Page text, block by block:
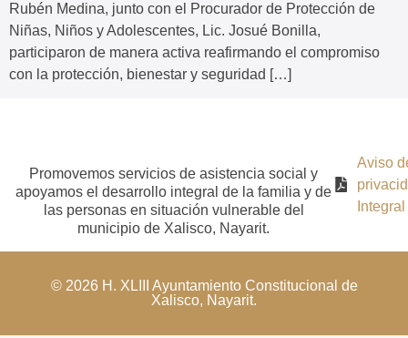
Rubén Medina, junto con el Procurador de Protección de
Niñas, Niños y Adolescentes, Lic. Josué Bonilla,
participaron de manera activa reafirmando el compromiso
con la protección, bienestar y seguridad […]
Promovemos servicios de asistencia social y
apoyamos el desarrollo integral de la familia y de
las personas en situación vulnerable del
municipio de Xalisco, Nayarit.
Aviso
Integral
© 2026 H. XLIII Ayuntamiento Constitucional de
Xalisco, Nayarit.